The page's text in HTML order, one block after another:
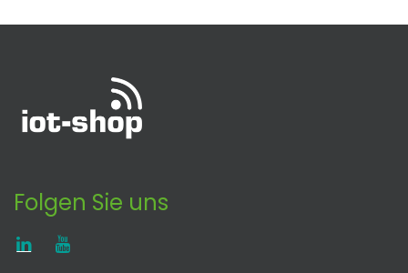
Folgen Sie uns